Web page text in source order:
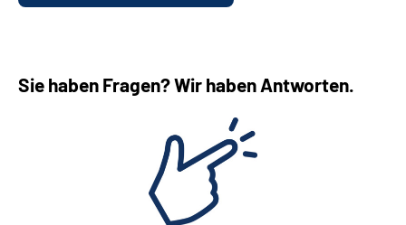
Sie haben Fragen? Wir haben Antworten.